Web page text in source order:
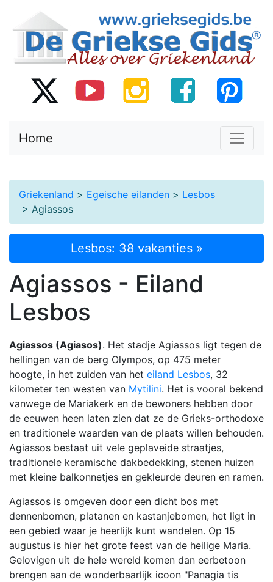
Home
Griekenland > Egeische eilanden > Lesbos
> Agiassos
Lesbos: 38 vakanties »
Agiassos - Eiland
Lesbos
Agiassos (Agiasos). Het stadje Agiassos ligt tegen de
hellingen van de berg Olympos, op 475 meter
hoogte, in het zuiden van het eiland Lesbos, 32
kilometer ten westen van Mytilini. Het is vooral bekend
vanwege de Mariakerk en de bewoners hebben door
de eeuwen heen laten zien dat ze de Grieks-orthodoxe
en traditionele waarden van de plaats willen behouden.
Agiassos bestaat uit vele geplaveide straatjes,
traditionele keramische dakbedekking, stenen huizen
met kleine balkonnetjes en gekleurde deuren en ramen.
Agiassos is omgeven door een dicht bos met
dennenbomen, platanen en kastanjebomen, het ligt in
een gebied waar je heerlijk kunt wandelen. Op 15
augustus is hier het grote feest van de heilige Maria.
Gelovigen uit de hele wereld komen dan eerbetoon
brengen aan de wonderbaarlijk icoon "Panagia tis